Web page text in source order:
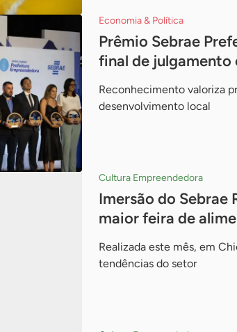
Economia & Política
Prêmio Sebrae
final de julgamento
Reconhecimento valoriza
desenvolvimento local
Cultura Empreendedora
Imersão do Sebrae
maior feira de
Realizada este mês, em
tendências do setor